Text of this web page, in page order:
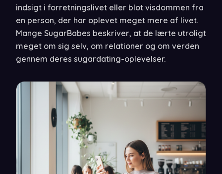
indsigt i forretningslivet eller blot visdommen fra
en person, der har oplevet meget mere af livet.
Mange SugarBabes beskriver, at de lærte utroligt
meget om sig selv, om relationer og om verden
gennem deres sugardating-oplevelser.